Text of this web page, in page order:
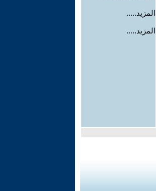
المزيد.....
المزيد.....